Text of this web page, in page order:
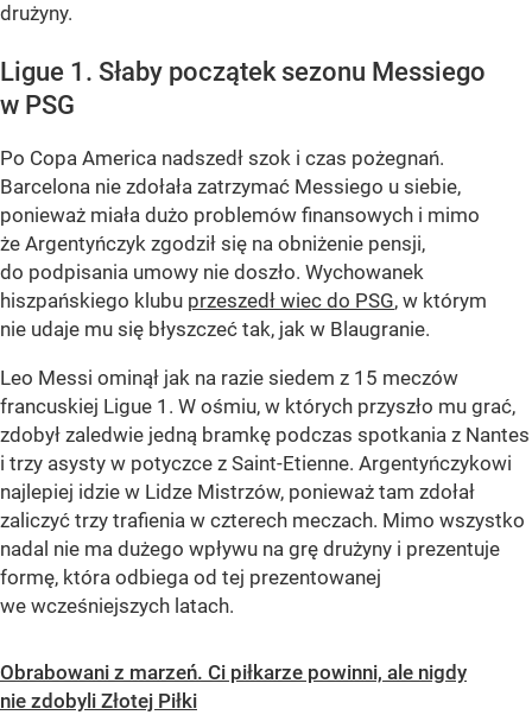
drużyny.
Ligue 1. Słaby początek sezonu Messiego
w PSG
Po Copa America nadszedł szok i czas pożegnań.
Barcelona nie zdołała zatrzymać Messiego u siebie,
ponieważ miała dużo problemów finansowych i mimo
że Argentyńczyk zgodził się na obniżenie pensji,
do podpisania umowy nie doszło. Wychowanek
hiszpańskiego klubu przeszedł wiec do PSG, w którym
nie udaje mu się błyszczeć tak, jak w Blaugranie.
Leo Messi ominął jak na razie siedem z 15 meczów
francuskiej Ligue 1. W ośmiu, w których przyszło mu grać,
zdobył zaledwie jedną bramkę podczas spotkania z Nantes
i trzy asysty w potyczce z Saint-Etienne. Argentyńczykowi
najlepiej idzie w Lidze Mistrzów, ponieważ tam zdołał
zaliczyć trzy trafienia w czterech meczach. Mimo wszystko
nadal nie ma dużego wpływu na grę drużyny i prezentuje
formę, która odbiega od tej prezentowanej
we wcześniejszych latach.
Obrabowani z marzeń. Ci piłkarze powinni, ale nigdy
nie zdobyli Złotej Piłki